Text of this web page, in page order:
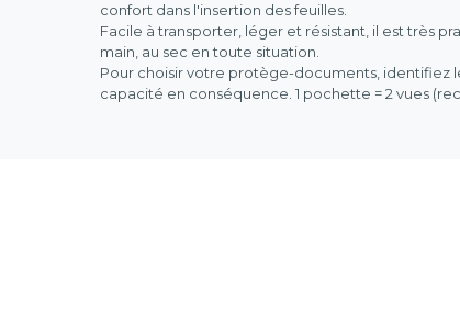
confort dans l'insertion des feuilles.
Facile à transporter, léger et résistant, il est très
main, au sec en toute situation.
Pour choisir votre protège-documents, identifiez
capacité en conséquence. 1 pochette = 2 vues